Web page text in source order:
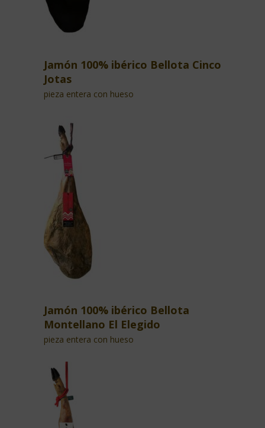
Jamón 100% ibérico Bellota Cinco
Jotas
pieza entera con hueso
Jamón 100% ibérico Bellota
Montellano El Elegido
pieza entera con hueso